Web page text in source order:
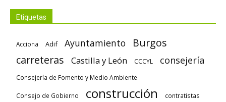
Etiquetas
Acciona Adif Ayuntamiento
Burgos
carreteras
Castilla y León CCCYL consejería
Consejería de Fomento y Medio Ambiente
Consejo de Gobierno construcción contratistas